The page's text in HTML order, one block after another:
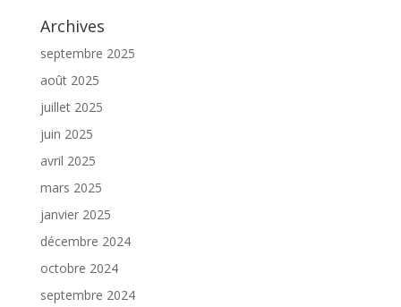
Archives
septembre 2025
août 2025
juillet 2025
juin 2025
avril 2025
mars 2025
janvier 2025
décembre 2024
octobre 2024
septembre 2024